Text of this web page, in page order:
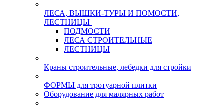
ЛЕСА, ВЫШКИ-ТУРЫ И ПОМОСТИ,
ЛЕСТНИЦЫ
ПОДМОСТИ
ЛЕСА СТРОИТЕЛЬНЫЕ
ЛЕСТНИЦЫ
Краны строительные, лебедки для стройки
ФОРМЫ для тротуарной плитки
Оборудование для малярных работ